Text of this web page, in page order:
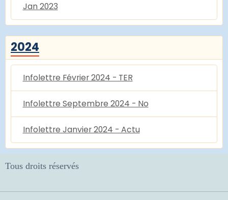
Jan 2023
2024
Infolettre Février 2024 - TER
Infolettre Septembre 2024 - No
Infolettre Janvier 2024 - Actu
Tous droits réservés